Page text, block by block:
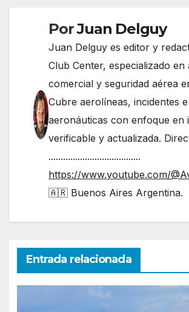
PorJuan Delguy
Juan Delguy es editor y
Club Center, especializado en
comercial y seguridad aérea
Cubre aerolíneas, incidentes
aeronáuticas con enfoque en
verificable y actualizada.
......................................
https://www.youtube.com/
🇦🇷 Buenos Aires Argentina.
Entrada relacionada